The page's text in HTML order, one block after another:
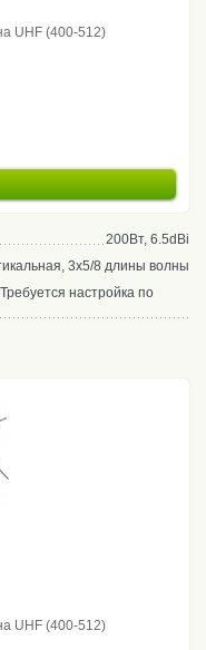
UHF (400-512)
200Вт, 6.5dBi
3x5/8 длины волны
настройка по
UHF (400-512)